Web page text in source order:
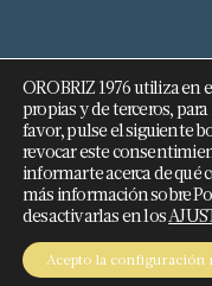
OROBRIZ 1976 utiliza en
propias y de terceros,
favor, pulse el siguiente
revocar este
informarte acerca de
más información sobre
desactivarlas en los
Acepto la configuración